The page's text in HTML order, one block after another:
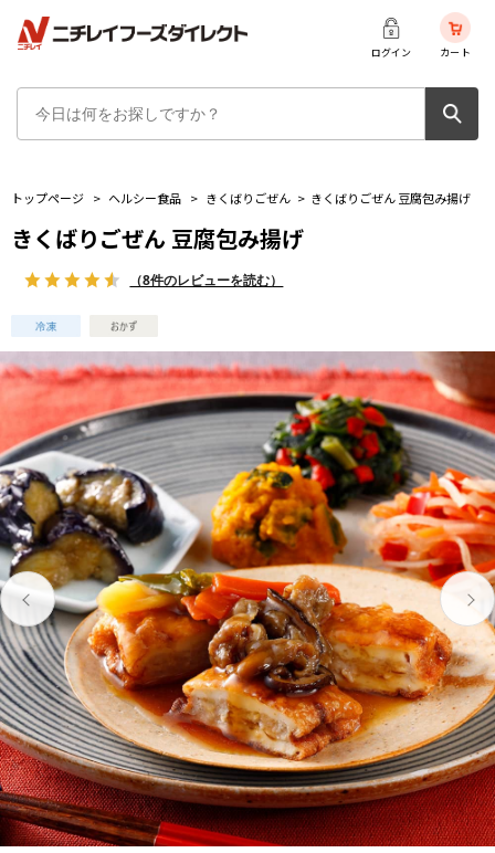
ログイン カート
トップページ > ヘルシー食品 > きくばりごぜん > きくばりごぜん 豆腐包み揚げ
きくばりごぜん 豆腐包み揚げ
（8件のレビューを読む）